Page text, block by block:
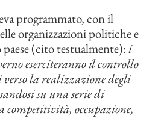
programmato, con il
organizzazioni politiche e
(cito testualmente):i
eserciteranno il controllo
verso la realizzazione degli
su una serie di
occupazione,